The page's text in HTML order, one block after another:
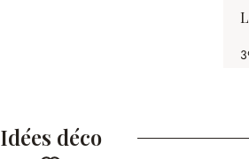
Idées déco